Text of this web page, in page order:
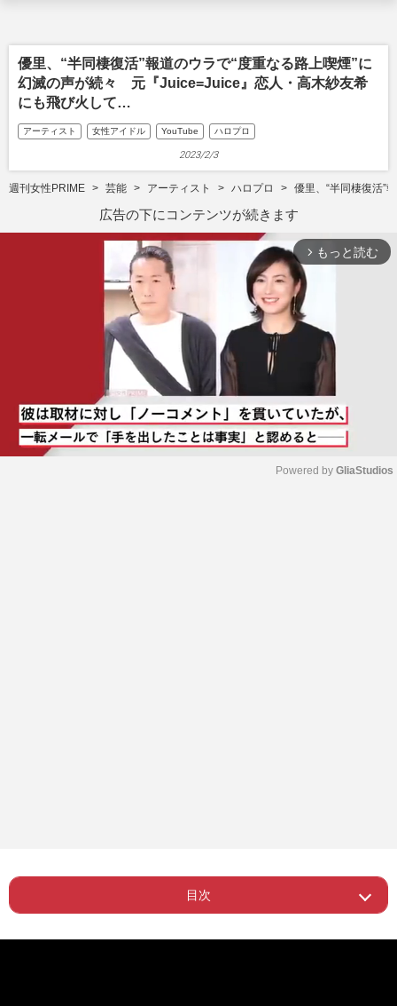
優里、“半同棲復活”報道のウラで“度重なる路上喫煙”に
幻滅の声が続々 元『Juice=Juice』恋人・高木紗友希
にも飛び火して…
アーティスト 女性アイドル YouTube ハロプロ
2023/2/3
週刊女性PRIME 芸能 アーティスト ハロプロ 優里、“半同棲復活”
広告の下にコンテンツが続きます
arrow_forward_ios もっと読む
Powered by GliaStudios
目次
Page 1 ー 最初の報道時にもタバコで叩かれて